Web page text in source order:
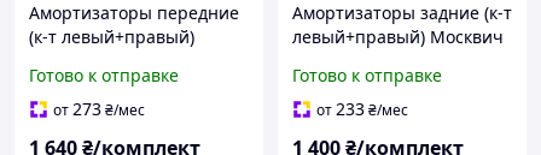
Амортизаторы передние
(к-т левый+правый)
Словакия
Готово к отправке
от273₴/мес
1 640₴/комплект
Амортизаторы задние (к-т
левый+правый) Москвич
Готово к отправке
от233₴/мес
1 400₴/комплект